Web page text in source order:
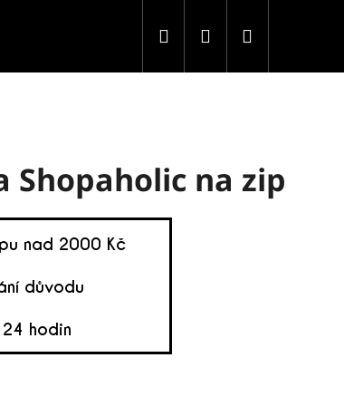
Hledat Přihlášení
Shopaholic na zip